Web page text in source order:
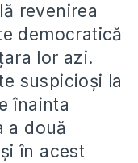
revenirea
democratică
lor azi.
suspicioşi la
înainta
a două
în acest